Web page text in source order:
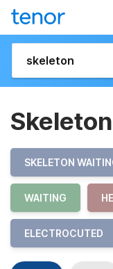
Skeleton
SKELETON
WAITING
ELECTROCUTED